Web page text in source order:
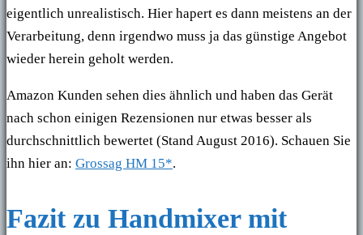
eigentlich unrealistisch. Hier hapert es dann meistens an der
Verarbeitung, denn irgendwo muss ja das günstige Angebot
wieder herein geholt werden.
Amazon Kunden sehen dies ähnlich und haben das Gerät
nach schon einigen Rezensionen nur etwas besser als
durchschnittlich bewertet (Stand August 2016). Schauen Sie
ihn hier an: Grossag HM 15*.
Fazit zu Handmixer mit